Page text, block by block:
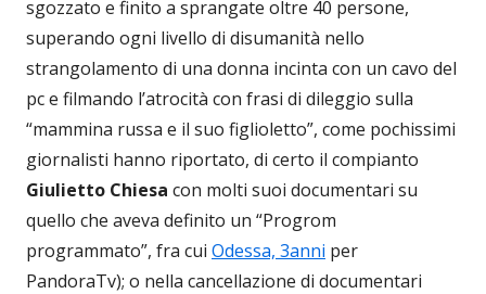
sgozzato e finito a sprangate oltre 40 persone,
superando ogni livello di disumanità nello
strangolamento di una donna incinta con un cavo del
pc e filmando l’atrocità con frasi di dileggio sulla
“mammina russa e il suo figlioletto”, come pochissimi
giornalisti hanno riportato, di certo il compianto
Giulietto Chiesa con molti suoi documentari su
quello che aveva definito un “Progrom
programmato”, fra cui Odessa, 3anni per
PandoraTv); o nella cancellazione di documentari